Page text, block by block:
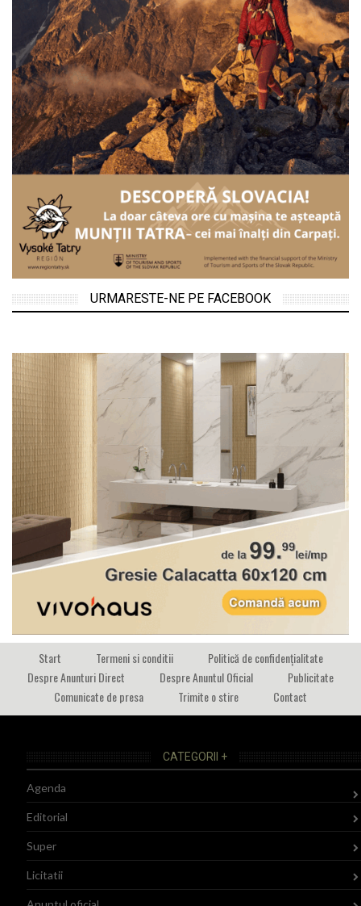
URMARESTE-NE PE FACEBOOK
Start Termeni si conditii
Politică de confidențialitate
Despre Anunturi Direct
Despre Anuntul Oficial
Publicitate
Comunicate de presa
Trimite o stire Contact
CATEGORII +
Agenda
Editorial
Super
Licitatii